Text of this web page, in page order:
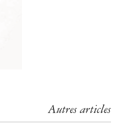
Autres articles